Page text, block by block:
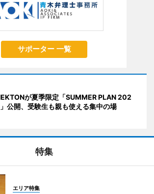
サポーター 一覧
が夏季限定「SUMMER PLAN 202
公開、受験生も親も使える集中の場
特集
エリア特集